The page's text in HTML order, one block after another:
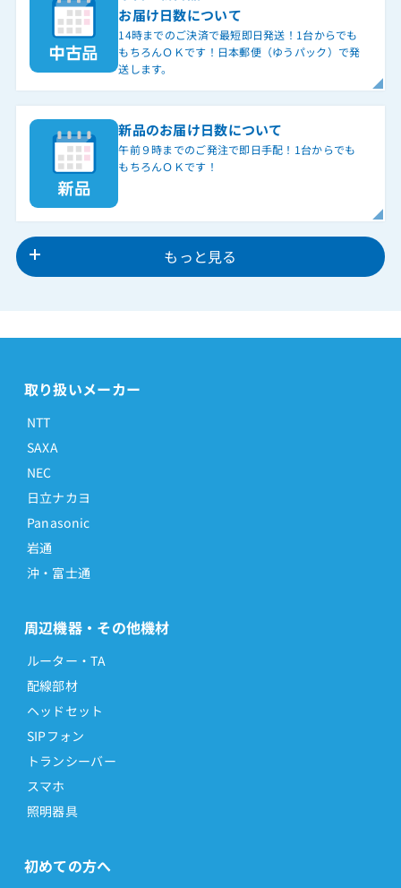
お届け日数について
14時までのご決済で最短即日発送！1台からでも
もちろんＯＫです！日本郵便（ゆうパック）で発
送します。
新品のお届け日数について
午前９時までのご発注で即日手配！1台からでも
もちろんＯＫです！
もっと見る
取り扱いメーカー
NTT
SAXA
NEC
日立ナカヨ
Panasonic
岩通
沖・富士通
周辺機器・その他機材
ルーター・TA
配線部材
ヘッドセット
SIPフォン
トランシーバー
スマホ
照明器具
初めての方へ